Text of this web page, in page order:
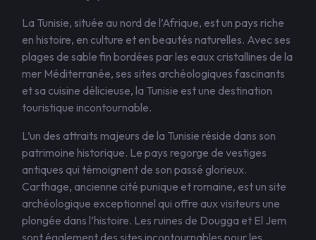
La Tunisie, située au nord de l’Afrique, est un pays riche
en histoire, en culture et en beautés naturelles. Avec ses
plages de sable fin bordées par les eaux cristallines de la
mer Méditerranée, ses sites archéologiques fascinants
et sa cuisine délicieuse, la Tunisie est une destination
touristique incontournable.
L’un des attraits majeurs de la Tunisie réside dans son
patrimoine historique. Le pays regorge de vestiges
antiques qui témoignent de son passé glorieux.
Carthage, ancienne cité punique et romaine, est un site
archéologique exceptionnel qui offre aux visiteurs une
plongée dans l’histoire. Les ruines de Dougga et El Jem
sont également des sites incontournables pour les